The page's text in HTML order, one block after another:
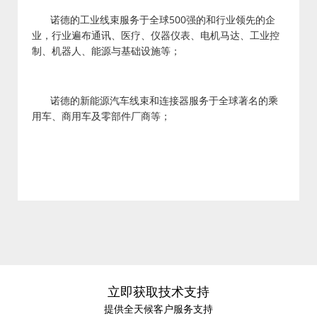
诺德的工业线束服务于全球500强的和行业领先的企
业，行业遍布通讯、医疗、仪器仪表、电机马达、工业控
制、机器人、能源与基础设施等；
诺德的新能源汽车线束和连接器服务于全球著名的乘
用车、商用车及零部件厂商等；
立即获取技术支持
提供全天候客户服务支持